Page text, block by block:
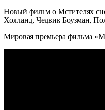
Новый фильм о Мстителях
Холланд, Чедвик Боузман,
Мировая премьера фильма